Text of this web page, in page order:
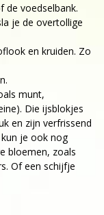
de voedselbank.
je de overtollige
en kruiden. Zo
munt,
Die ijsblokjes
en zijn verfrissend
je ook nog
bloemen, zoals
Of een schijfje